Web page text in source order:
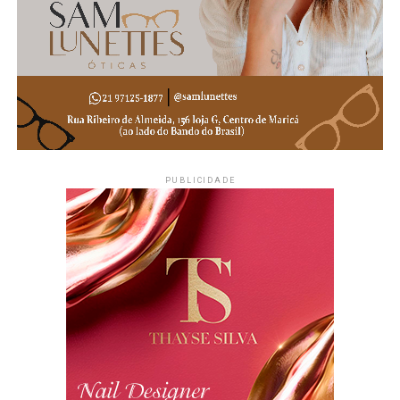
– 17h30 – União de Maricá
– 19h – Brasil x Marrocos
– 21h – Samba da Copa convida Samba da Mulher e
Gianne Mello
Local:
Esquina do Malandro – Praça Orlando de Barros
Atrações:Transmissão dos jogos da Seleção Brasileira,
samba e programação cultural
PUBLICIDADE
Acompanhe a Maricá Web TV nas redes sociais
para ficar por dentro dos horários dos jogos,
PUBLICIDADE